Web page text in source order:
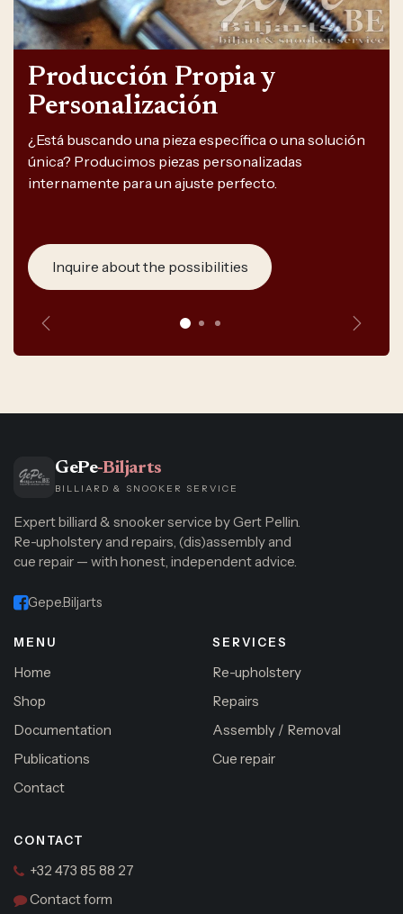
Producción Propia y
Personalización
¿Está buscando una pieza específica o una solución
única? Producimos piezas personalizadas
internamente para un ajuste perfecto.
Inquire about the possibilities
Anterior
GePe-Biljarts
BILLIARD & SNOOKER SERVICE
Expert billiard & snooker service by Gert Pellin.
Re-upholstery and repairs, (dis)assembly and
cue repair — with honest, independent advice.
Gepe.Biljarts
MENU
Home
Shop
Documentation
Publications
Contact
SERVICES
Re-upholstery
Repairs
Assembly / Removal
Cue repair
CONTACT
+32 473 85 88 27
Contact form